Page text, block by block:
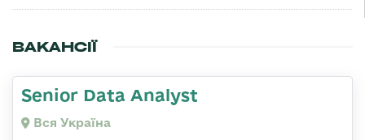
ВАКАНСІЇ
Senior Data Analyst
Вся Україна